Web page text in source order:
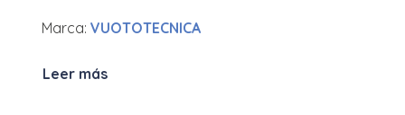
Marca: VUOTOTECNICA
Leer más